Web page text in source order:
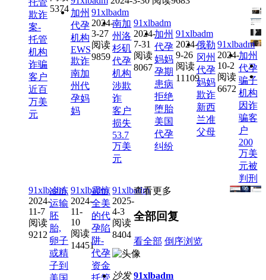
托管
欺诈
案-
托管
机构
诈骗
客户
近百
万美
元
5374 加州
代孕
机构
EWS
欺诈
南加
州代
孕妈
妈
91xlbadm
2024-
3-27
阅读
9859
南加
州洛
杉矶
代孕
机构
涉欺
诈
客户
损失
53.7
万美
元
91xlbadm
2024-
7-31
阅读
8067
加州
代孕
妈妈
孕期
患病
拒绝
堕胎
美国
代孕
纠纷
91xlbadm
2024-
9-26
阅读
11109
俄勒
冈州
代孕
妈妈
欺诈
新西
兰准
父母
91xlbadm
2024-
10-2
阅读
6672
加州
代孕
骗子
机构
因诈
骗客
户
200
万美
元被
判刑
91xlbadm
2024-
11-7
阅读
9212
冷冻
运输
胚
胎,
卵子
或精
子到
91xlbadm
2024-
11-
10
阅读
14451
震惊
全美
的代
孕陷
阱-
代孕
资金
91xlbadm
2025-
4-3
阅读
8404
查看更多
全部回复
看全部 倒序浏览
沙发 91xlbadm